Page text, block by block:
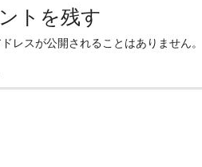
トを残す
レスが公開されることはありません。